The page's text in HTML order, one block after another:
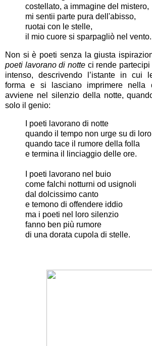
costellato, a immagine del mistero,
mi sentii parte pura dell'abisso,
ruotai con le stelle,
il mio cuore si sparpagliò nel vento.
Non si è poeti senza la giusta
poeti lavorano di notte ci rende
intenso, descrivendo l’istante in cui
forma e si lasciano imprimere nella
avviene nel silenzio della notte,
solo il genio:
I poeti lavorano di notte
quando il tempo non urge su di
quando tace il rumore della folla
e termina il linciaggio delle ore.
I poeti lavorano nel buio
come falchi notturni od usignoli
dal dolcissimo canto
e temono di offendere iddio
ma i poeti nel loro silenzio
fanno ben più rumore
di una dorata cupola di stelle.